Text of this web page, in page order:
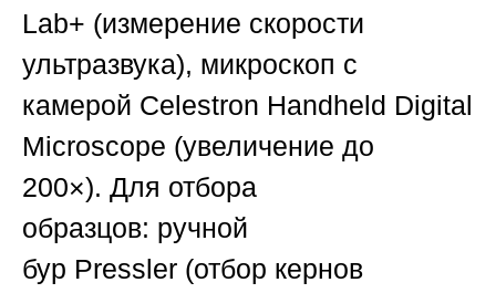
Lab+ (измерение скорости
ультразвука), микроскоп с
камерой Celestron Handheld Digital
Microscope (увеличение до
200×). Для отбора
образцов: ручной
бур Pressler (отбор кернов